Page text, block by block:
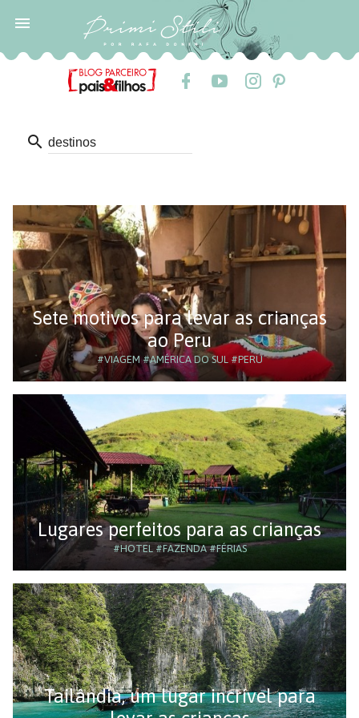

search
Sete motivos para levar as crianças
ao Peru
#VIAGEM#AMÉRICA DO SUL#PERU
Lugares perfeitos para as crianças
#HOTEL#FAZENDA#FÉRIAS
Tailândia, um lugar incrível para